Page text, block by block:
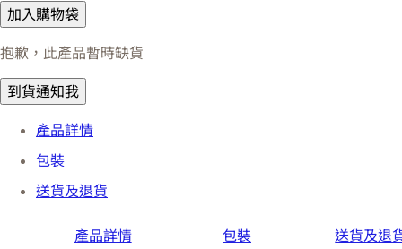
加入購物袋
抱歉，此產品暫時缺貨
到貨通知我
產品詳情
包裝
送貨及退貨
產品詳情 包裝 送貨及退